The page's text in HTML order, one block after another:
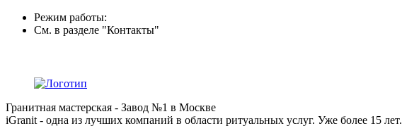
Режим работы:
См. в разделе "Контакты"
Гранитная мастерская - Завод №1 в Москве
iGranit - одна из лучших компаний в области ритуальных услуг. Уже более 15 лет.